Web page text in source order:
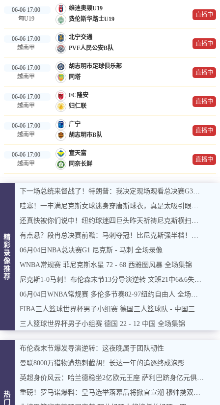
06-06 17:00
匈U19
维迪奥顿U19
费伦斯华路士U19
直播中
06-06 17:00
越南甲
北宁交通
PVF人民公安B队
直播中
06-06 17:00
越南甲
胡志明市足球俱乐部
同塔
直播中
06-06 17:00
越南甲
FC隆安
归仁联
直播中
06-06 17:00
越南甲
广宁
胡志明市B队
直播中
06-06 17:00
越南甲
宣天富
同奈长鲜
直播中
精
彩
录
像
推
荐
下一场总统来督战了！特朗普：我决定现场观看总决赛G3&G4
哇塞！一丰满尼克斯女球迷身穿唐斯球衣，真是太吸引眼球了
还真快被你们说中！纽约球迷四巨头昨天祈祷尼克斯横扫马刺夺冠
有点悬？段冉总决赛前瞻：马刺夺冠！比尼克斯强半档！总决不抢7
06月04日NBA总决赛G1 尼克斯 - 马刺 全场录像
WNBA常规赛 菲尼克斯水星 72 - 68 西雅图风暴 全场集锦
尼克斯1-0马刺！布伦森末节13分导演逆转 文班21中6&6失误！
06月04日WNBA常规赛 多伦多节奏82-97纽约自由人 全场集锦
FIBA三人篮球世界杯男子小组赛 德国三人篮球队 - 中国三人篮球队 全场录像
三人篮球世界杯男子小组赛 德国 22 - 12 中国 全场集锦
热
门
布伦森末节爆发导演逆转：这夜晚属于团队韧性
曼联8000万猎物遭热刺截胡！长达一年的追逐终成泡影
英超身价风云：哈兰德稳坐2亿欧元王座 萨利巴跻身亿元俱乐部
重磅！罗马诺爆料：皇马选举落幕后将掀官宣潮 穆帅携双星加盟在即